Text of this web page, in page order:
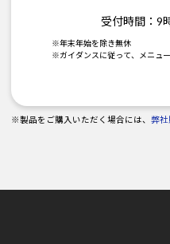
受付時間：9
※年末年始を除き無休
※ガイダンスに従って、メニュ
※製品をご購入いただく場合には、弊